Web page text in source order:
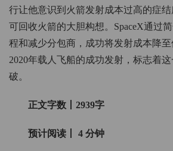
行让他意识到火箭发射成本过高的症
可回收火箭的大胆构想。SpaceX通过
程和减少分包商，成功将发射成本降至
2020年载人飞船的成功发射，标志着
破。
正文字数丨2939字
预计阅读丨 4 分钟